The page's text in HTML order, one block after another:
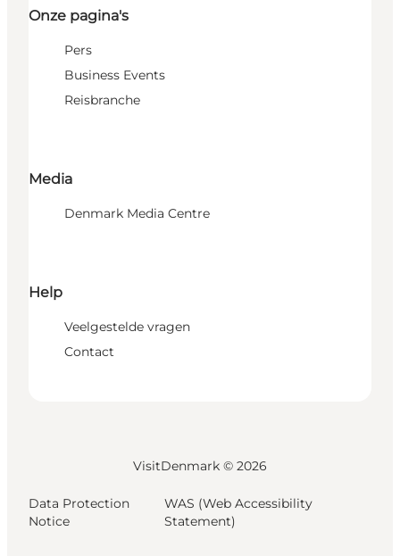
Onze pagina's
Pers
Business Events
Reisbranche
Media
Denmark Media Centre
Help
Veelgestelde vragen
Contact
VisitDenmark © 2026
Data Protection
Notice
WAS (Web Accessibility
Statement)